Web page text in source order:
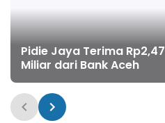
Pidie Jaya Terima Rp2,47
Miliar dari Bank Aceh